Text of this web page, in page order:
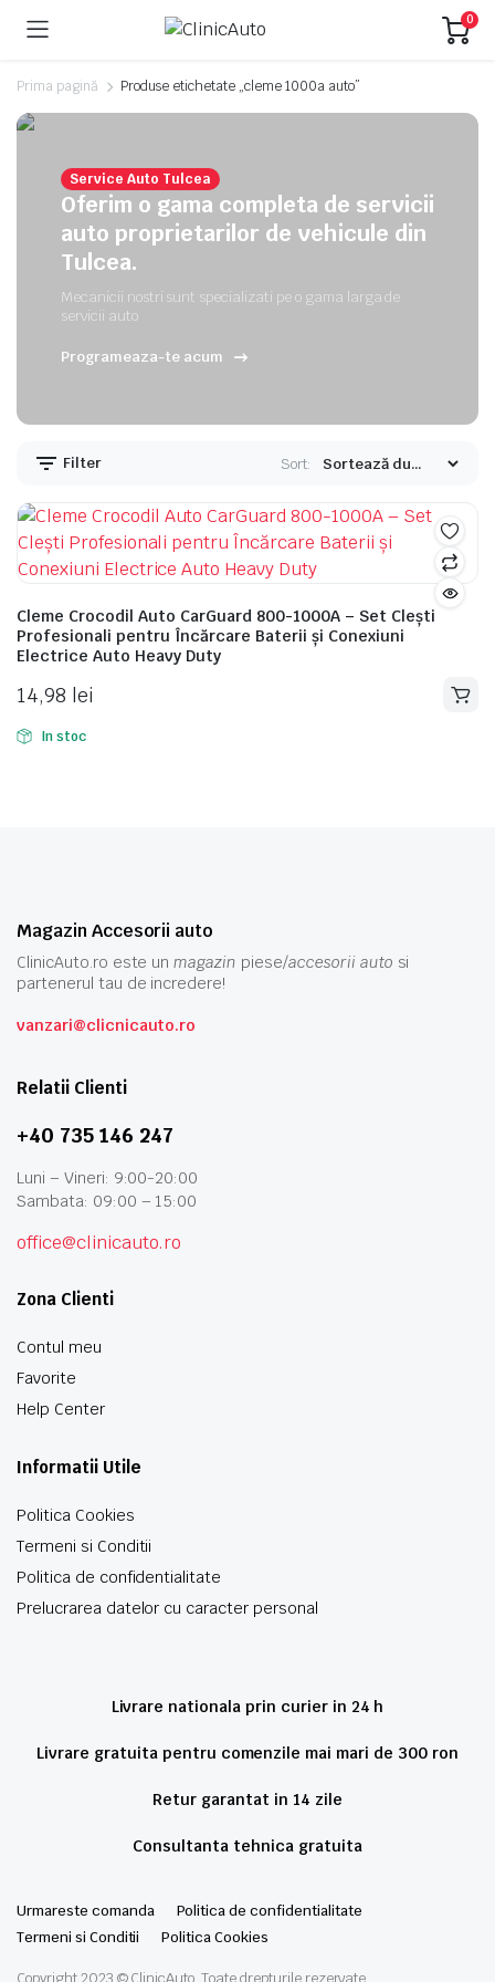
0
Prima pagină Produse etichetate „cleme 1000a auto”
Service Auto Tulcea
Oferim o gama completa de servicii
auto proprietarilor de vehicule din
Tulcea.
Mecanicii nostri sunt specializati pe o gama larga de
servicii auto
Programeaza-te acum
Filter Sort:
Cleme Crocodil Auto CarGuard 800-1000A – Set Clești
Profesionali pentru Încărcare Baterii și Conexiuni
Electrice Auto Heavy Duty
14,98 lei
In stoc
Magazin Accesorii auto
ClinicAuto.ro este unmagazin piese/accesorii auto si
partenerul tau de incredere!
vanzari@clicnicauto.ro
Relatii Clienti
+40 735 146 247
Luni – Vineri: 9:00-20:00
Sambata: 09:00 – 15:00
office@clinicauto.ro
Zona Clienti
Contul meu
Favorite
Help Center
Informatii Utile
Politica Cookies
Termeni si Conditii
Politica de confidentialitate
Prelucrarea datelor cu caracter personal
Livrare nationala prin curier in 24 h
Livrare gratuita pentru comenzile mai mari de 300 ron
Retur garantat in 14 zile
Consultanta tehnica gratuita
Urmareste comanda
Politica de confidentialitate
Termeni si Conditii
Politica Cookies
Copyright 2023 © ClinicAuto. Toate drepturile rezervate.